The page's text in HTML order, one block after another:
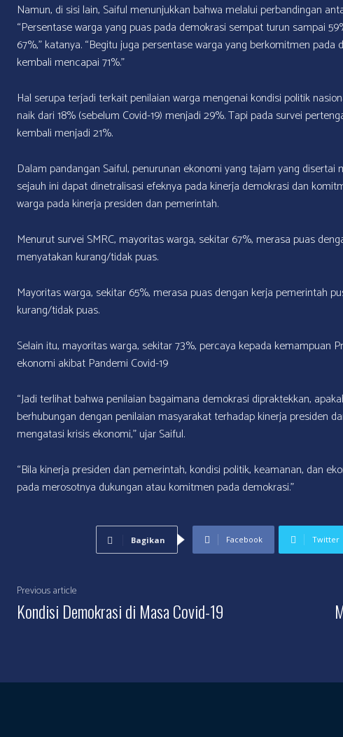
Namun, di sisi lain, Saiful menunjukkan bahwa melalui perbandingan
“Persentase warga yang puas pada demokrasi sempat turun sampai
67%,” katanya. “Begitu juga persentase warga yang berkomitmen
kembali mencapai 71%.”
Hal serupa terjadi terkait penilaian warga mengenai kondisi politik
naik dari 18% (sebelum Covid-19) menjadi 29%. Tapi pada survei
kembali menjadi 21%.
Dalam pandangan Saiful, penurunan ekonomi yang tajam yang
sejauh ini dapat dinetralisasi efeknya pada kinerja demokrasi dan
warga pada kinerja presiden dan pemerintah.
Menurut survei SMRC, mayoritas warga, sekitar 67%, merasa puas
menyatakan kurang/tidak puas.
Mayoritas warga, sekitar 65%, merasa puas dengan kerja pemerintah
kurang/tidak puas.
Selain itu, mayoritas warga, sekitar 73%, percaya kepada kemampuan
ekonomi akibat Pandemi Covid-19
“Jadi terlihat bahwa penilaian bagaimana demokrasi dipraktekkan,
berhubungan dengan penilaian masyarakat terhadap kinerja presiden
mengatasi krisis ekonomi,” ujar Saiful.
“Bila kinerja presiden dan pemerintah, kondisi politik, keamanan, dan
pada merosotnya dukungan atau komitmen pada demokrasi.”
Bagikan Facebook Twitter
Previous article
Kondisi Demokrasi di Masa Covid-19